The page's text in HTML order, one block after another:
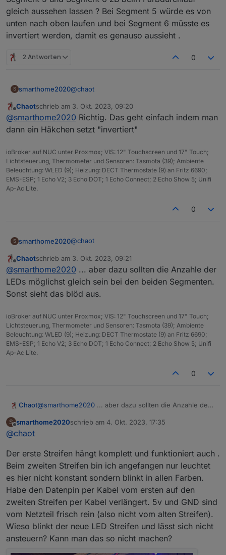
Segmente dann etwas anders aufteilen. Ist vermutlich
ein kleines Bisschen ungenauer wegen der Übergänge,
aber da kannst du ja im Zweifelsfall die einzelne LED die
an einem Übergang (Fachboden) kommt als einzelnes
Als Beispiel bei dir:
blau seg3
gelb seg 5
gelb seg 6
violett seg 7
grün seg 9
rot seg 10
Jetzt kannst du segment 1 und 10 den gleichen Effekt
(oder farbe) zuordnen, 2un9, 3und 8, usw.
von rot bis gelb langsam nacheinander die Fächer
Aussen nach innen pro Segment. Das geht dann nur mit
Streifen quer pro Fach
gleich aussehen lassen ? Bei Segment 5 würde es von
unten nach oben laufen und bei Segment 6 müsste es
invertiert werden, damit es genauso aussieht .
2 Antworten 0
S smarthome2020@chaot
Was ich noch nicht genau verstanden habe:
kann ich Segment 5 und Segment 6 zB beim
Farbdurchlauf gleich aussehen lassen ? Bei
invertiert werden, damit es genauso aussieht
.
Offline
Chaotschrieb am 3. Okt. 2023, 09:20
zuletzt editiert von
@smarthome2020 Richtig. Das geht einfach indem man
dann ein Häkchen setzt "invertiert"
ioBroker auf NUC unter Proxmox; VIS: 12" Touchscreen und 17" Touch;
Lichtsteuerung, Thermometer und Sensoren: Tasmota (39); Ambiente
Beleuchtung: WLED (9); Heizung: DECT Thermostate (9) an Fritz 6690;
EMS-ESP; 1 Echo V2; 3 Echo DOT; 1 Echo Connect; 2 Echo Show 5; Unifi
Ap-Ac Lite.
0
S smarthome2020@chaot
Was ich noch nicht genau verstanden habe:
kann ich Segment 5 und Segment 6 zB beim
Farbdurchlauf gleich aussehen lassen ? Bei
Segment 5 würde es von unten nach oben
laufen und bei Segment 6 müsste es
.
Offline
Chaotschrieb am 3. Okt. 2023, 09:21
zuletzt editiert von
@smarthome2020 ... aber dazu sollten die Anzahle der
LEDs möglichst gleich sein bei den beiden Segmenten.
Sonst sieht das blöd aus.
ioBroker auf NUC unter Proxmox; VIS: 12" Touchscreen und 17" Touch;
Lichtsteuerung, Thermometer und Sensoren: Tasmota (39); Ambiente
Beleuchtung: WLED (9); Heizung: DECT Thermostate (9) an Fritz 6690;
EMS-ESP; 1 Echo V2; 3 Echo DOT; 1 Echo Connect; 2 Echo Show 5; Unifi
Ap-Ac Lite.
0
Chaot@smarthome2020 ... aber dazu sollten die Anzahle der
Sonst sieht das blöd aus.
S
Offline
smarthome2020schrieb am 4. Okt. 2023, 17:35
zuletzt editiert von
@chaot
Der erste Streifen hängt komplett und funktioniert auch .
Beim zweiten Streifen bin ich angefangen nur leuchtet
es hier nicht konstant sondern blinkt in allen Farben.
Habe den Datenpin per Kabel vom ersten auf den
zweiten Streifen per Kabel verlängert. 5v und GND sind
vom Netzteil frisch rein (also nicht vom alten Streifen).
Wieso blinkt der neue LED Streifen und lässt sich nicht
ansteuern? Kann man das so nicht machen?